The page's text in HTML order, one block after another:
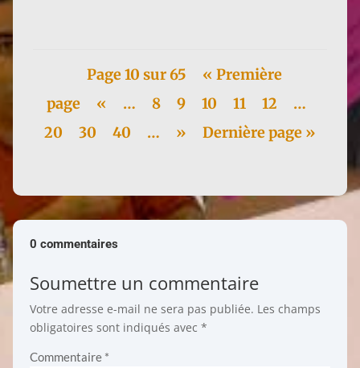
Page 10 sur 65
« Première
page
« … 8 9 10 11 12
…
20
30 40 … » Dernière page »
0 commentaires
Soumettre un commentaire
Votre adresse e-mail ne sera pas publiée. Les champs
obligatoires sont indiqués avec *
Commentaire *